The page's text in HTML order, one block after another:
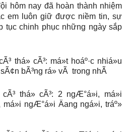
hôm nay đã hoàn thành nhiệm
em luôn giữ được niềm tin, sự
tục chinh phục những ngày sắp